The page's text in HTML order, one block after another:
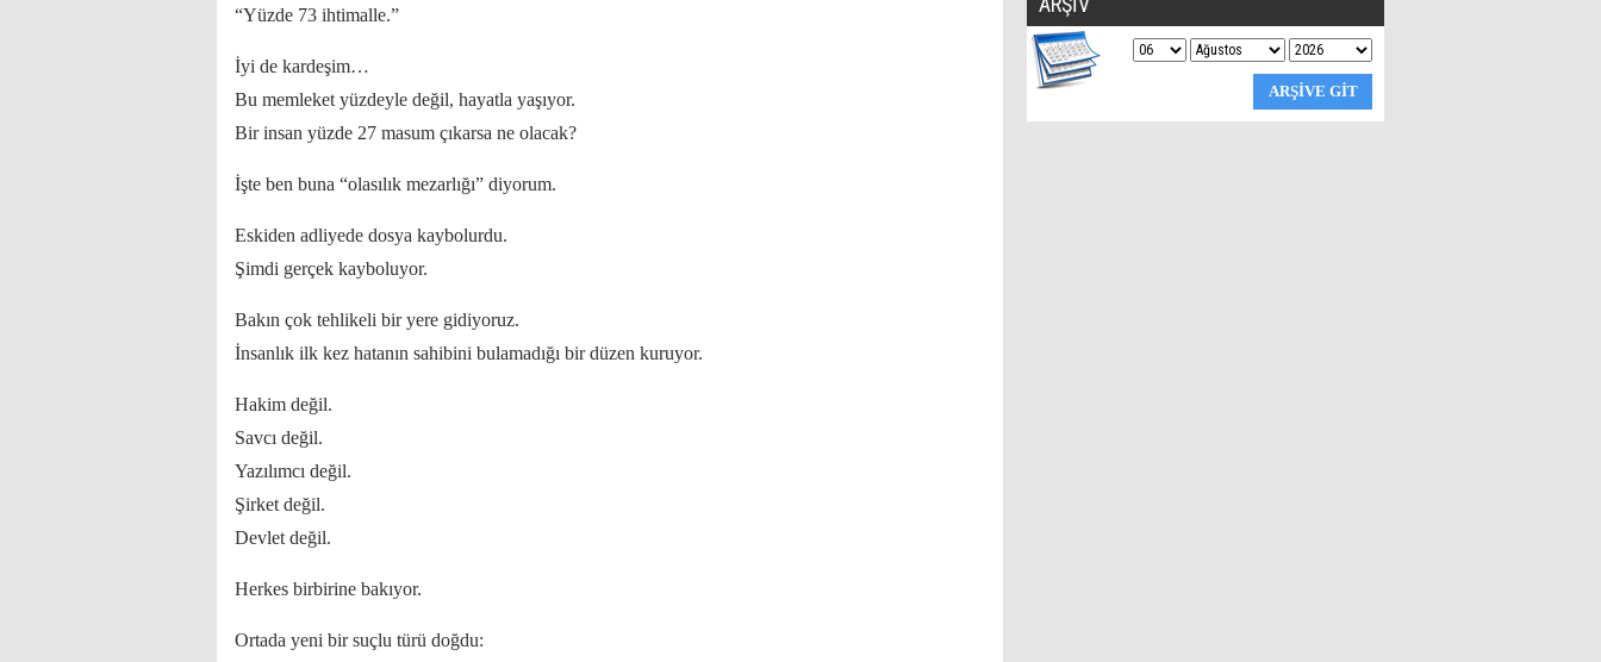
“Yüzde 73 ihtimalle.”
İyi de kardeşim…
Bu memleket yüzdeyle değil, hayatla yaşıyor.
Bir insan yüzde 27 masum çıkarsa ne olacak?
İşte ben buna “olasılık mezarlığı” diyorum.
Eskiden adliyede dosya kaybolurdu.
Şimdi gerçek kayboluyor.
Bakın çok tehlikeli bir yere gidiyoruz.
İnsanlık ilk kez hatanın sahibini bulamadığı bir düzen kuruyor.
Hakim değil.
Savcı değil.
Yazılımcı değil.
Şirket değil.
Devlet değil.
Herkes birbirine bakıyor.
Ortada yeni bir suçlu türü doğdu: